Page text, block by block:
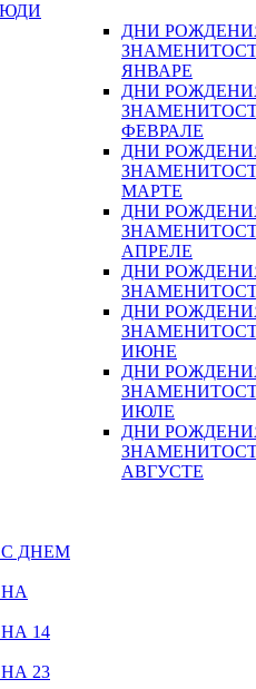
ДНИ
ЯНВАРЕ
ДНИ
ФЕВРАЛЕ
ДНИ
МАРТЕ
ДНИ
АПРЕЛЕ
ДНИ
ДНИ
ИЮНЕ
ДНИ
ИЮЛЕ
ДНИ
АВГУСТЕ
С ДНЕМ
14
23